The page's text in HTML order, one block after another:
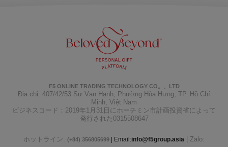
F5 ONLINE TRADING TECHNOLOGY CO。、LTD
Địa chỉ: 407/42/53 Sư Vạn Hạnh, Phường Hòa Hưng, TP. Hồ Chí
Minh, Việt Nam
ビジネスコード：2019年1月31日にホーチミン市計画投資省によって
発行された0315508647
ホットライン: (+84) 356805699 | Email:info@f5group.asia | Zalo: